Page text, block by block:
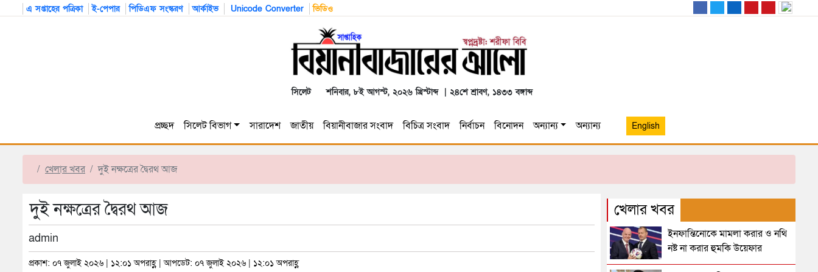
এ সপ্তাহের পত্রিকা ই-পেপার পিডিএফ সংস্করণ আর্কাইভ Unicode Converter ভিডিও
সিলেট শনিবার, ৮ই আগস্ট, ২০২৬ খ্রিস্টাব্দ | ২৪শে শ্রাবণ, ১৪৩৩ বঙ্গাব্দ
প্রচ্ছদ সিলেট বিভাগ সারাদেশ জাতীয় বিয়ানীবাজার সংবাদ বিচিত্র সংবাদ নির্বাচন বিনোদন অন্যান্য অন্যান্য English
খেলার খবর দুই নক্ষত্রের দ্বৈরথ আজ
দুই নক্ষত্রের দ্বৈরথ আজ
admin
প্রকাশ: ০৭ জুলাই ২০২৬ | ১২:০১ অপরাহ্ণ | আপডেট: ০৭ জুলাই ২০২৬ | ১২:০১ অপরাহ্ণ
খেলার খবর
ইনফান্তিনোকে মামলা করার ও নথি
নষ্ট না করার হুমকি উয়েফার